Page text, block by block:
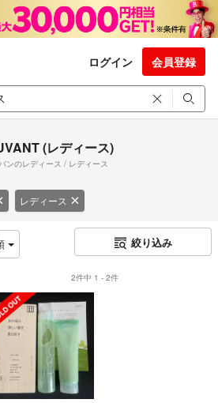
ログイン 会員登録
(レディース)
ンのレディース / レディース
レディース
絞り込み
2件中 1 - 2件